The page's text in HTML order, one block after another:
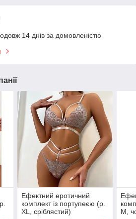
14 днів за домовленістю
Ефектний еротичний
комплект із портупеєю (р.
XL, сріблястий)
М,